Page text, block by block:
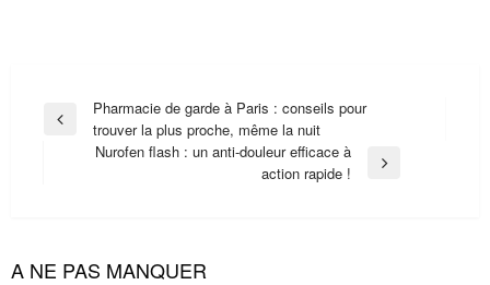
Navigation
Previous
Pharmacie de garde à Paris : conseils pour
trouver la plus proche, même la nuit
Nurofen flash : un anti-douleur efficace à
action rapide !
A NE PAS MANQUER